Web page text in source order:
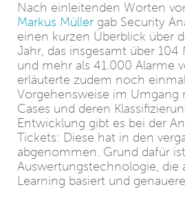
Nach einleitenden Worten
Markus Müller gab Security
einen kurzen Überblick über
Jahr, das insgesamt über 104
und mehr als 41.000 Alarme
erläuterte zudem noch
Vorgehensweise im Umgang
Cases und deren
Entwicklung gibt es bei der
Tickets: Diese hat in den
abgenommen. Grund dafür
Auswertungstechnologie, die
Learning basiert und